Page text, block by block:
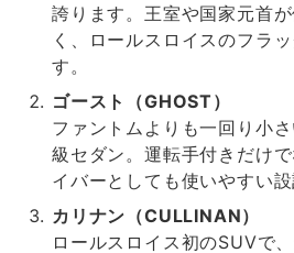
誇ります。王室や国家元首
く、ロールスロイスのフラ
す。
ゴースト（GHOST）
ファントムよりも一回り小
級セダン。運転手付きだけ
イバーとしても使いやすい設
カリナン（CULLINAN）
ロールスロイス初のSUVで